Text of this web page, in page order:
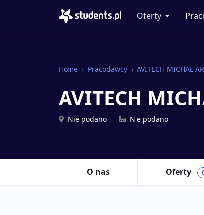
Oferty
Home Pracodawcy AVITECH MICHAŁ
AVITECH
Nie podano Nie podano
O nas Oferty